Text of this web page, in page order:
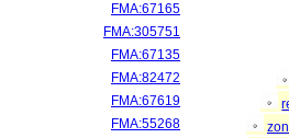
FMA:67165
FMA:305751
FMA:67135
FMA:82472
FMA:67619
FMA:55268